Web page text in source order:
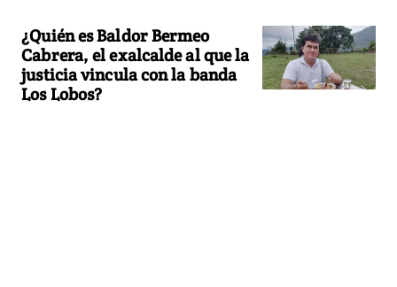
¿Quién es Baldor Bermeo
Cabrera, el exalcalde al que la
justicia vincula con la banda
Los Lobos?